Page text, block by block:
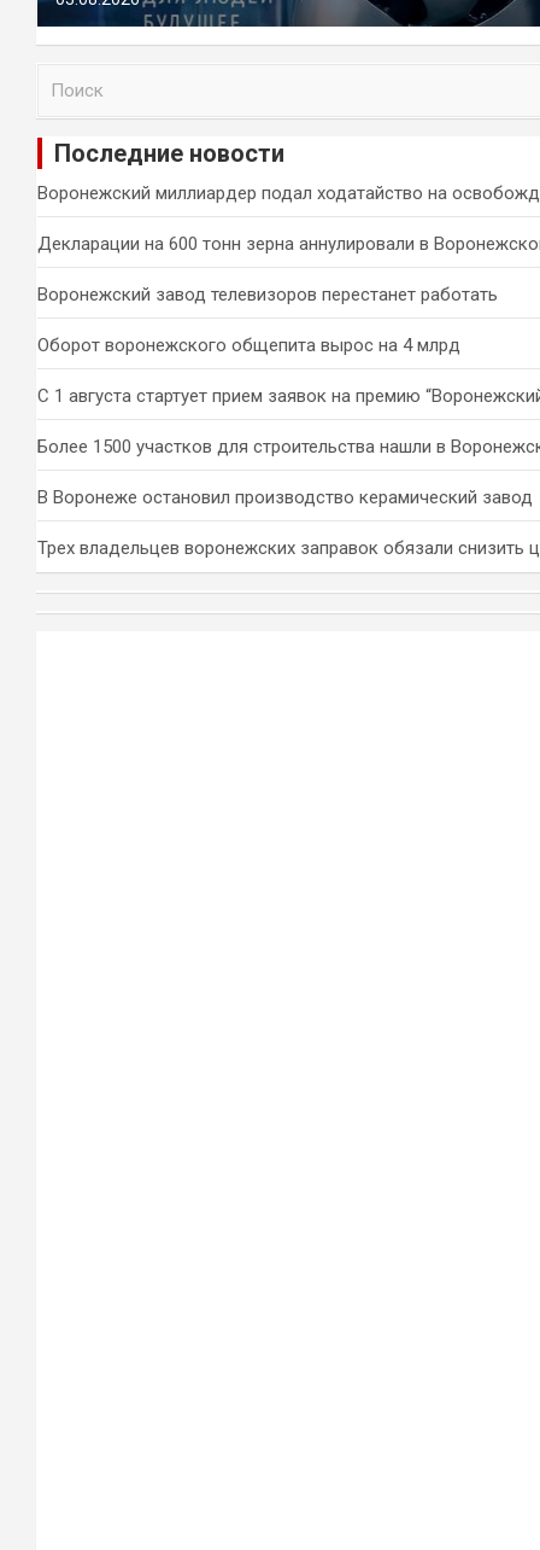
и
Последние новости
Воронежский миллиардер подал ходатайство на
Декларации на 600 тонн зерна аннулировали в
Воронежский завод телевизоров перестанет работать
Оборот воронежского общепита вырос на 4 млрд
С 1 августа стартует прием заявок на премию
Более 1500 участков для строительства нашли в
В Воронеже остановил производство керамический завод
Трех владельцев воронежских заправок обязали снизить